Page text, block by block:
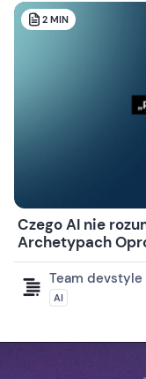
2 MIN
Czego AI nie
Archetypach
Team devstyle
AI